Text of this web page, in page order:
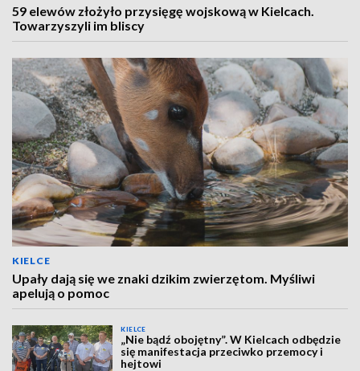
59 elewów złożyło przysięgę wojskową w Kielcach.
Towarzyszyli im bliscy
KIELCE
Upały dają się we znaki dzikim zwierzętom. Myśliwi
apelują o pomoc
KIELCE
„Nie bądź obojętny”. W Kielcach odbędzie
się manifestacja przeciwko przemocy i
hejtowi